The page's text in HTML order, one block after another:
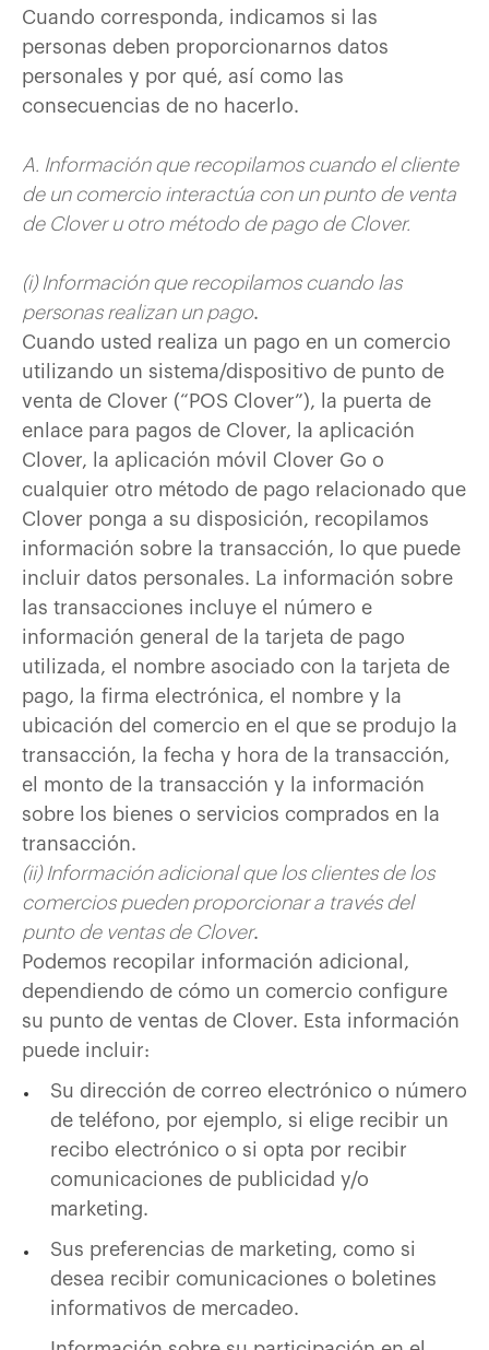
Cuando corresponda, indicamos si las
personas deben proporcionarnos datos
personales y por qué, así como las
consecuencias de no hacerlo.
A. Información que recopilamos cuando el cliente
de un comercio interactúa con un punto de venta
de Clover u otro método de pago de Clover.
(i) Información que recopilamos cuando las
personas realizan un pago.
Cuando usted realiza un pago en un comercio
utilizando un sistema/dispositivo de punto de
venta de Clover (“POS Clover”), la puerta de
enlace para pagos de Clover, la aplicación
Clover, la aplicación móvil Clover Go o
cualquier otro método de pago relacionado que
Clover ponga a su disposición, recopilamos
información sobre la transacción, lo que puede
incluir datos personales. La información sobre
las transacciones incluye el número e
información general de la tarjeta de pago
utilizada, el nombre asociado con la tarjeta de
pago, la firma electrónica, el nombre y la
ubicación del comercio en el que se produjo la
transacción, la fecha y hora de la transacción,
el monto de la transacción y la información
sobre los bienes o servicios comprados en la
transacción.
(ii) Información adicional que los clientes de los
comercios pueden proporcionar a través del
punto de ventas de Clover.
Podemos recopilar información adicional,
dependiendo de cómo un comercio configure
su punto de ventas de Clover. Esta información
puede incluir:
Su dirección de correo electrónico o número
de teléfono, por ejemplo, si elige recibir un
recibo electrónico o si opta por recibir
comunicaciones de publicidad y/o
marketing.
Sus preferencias de marketing, como si
desea recibir comunicaciones o boletines
informativos de mercadeo.